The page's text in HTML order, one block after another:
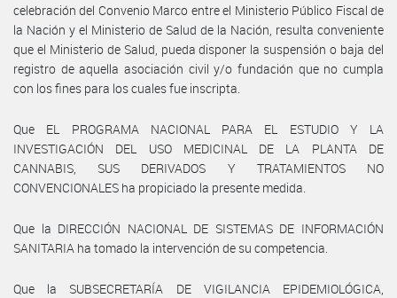
celebración del Convenio Marco entre el Ministerio Público Fiscal de
la Nación y el Ministerio de Salud de la Nación, resulta conveniente
que el Ministerio de Salud, pueda disponer la suspensión o baja del
registro de aquella asociación civil y/o fundación que no cumpla
con los fines para los cuales fue inscripta.
Que EL PROGRAMA NACIONAL PARA EL ESTUDIO Y LA
INVESTIGACIÓN DEL USO MEDICINAL DE LA PLANTA DE
CANNABIS, SUS DERIVADOS Y TRATAMIENTOS NO
CONVENCIONALES ha propiciado la presente medida.
Que la DIRECCIÓN NACIONAL DE SISTEMAS DE INFORMACIÓN
SANITARIA ha tomado la intervención de su competencia.
Que la SUBSECRETARÍA DE VIGILANCIA EPIDEMIOLÓGICA,